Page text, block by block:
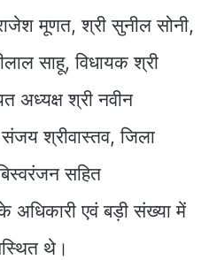
मूणत, श्री सुनील सोनी,
साहू, विधायक श्री
अध्यक्ष श्री नवीन
श्रीवास्तव, जिला
सहित
अधिकारी एवं बड़ी संख्या में
थे।